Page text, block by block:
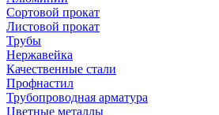
Сортовой прокат
Листовой прокат
Трубы
Нержавейка
Качественные стали
Профнастил
Трубопроводная арматура
Цветные металлы